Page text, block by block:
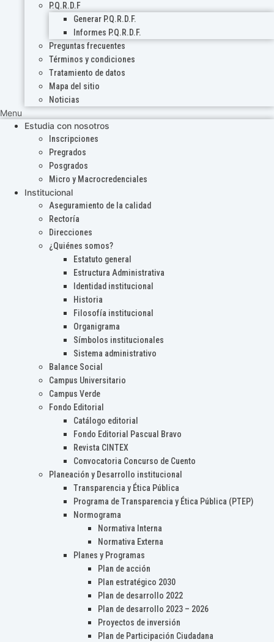
P.Q.R.D.F
Generar P.Q.R.D.F.
Informes P.Q.R.D.F.
Preguntas frecuentes
Términos y condiciones
Tratamiento de datos
Mapa del sitio
Noticias
Menu
Estudia con nosotros
Inscripciones
Pregrados
Posgrados
Micro y Macrocredenciales
Institucional
Aseguramiento de la calidad
Rectoría
Direcciones
¿Quiénes somos?
Estatuto general
Estructura Administrativa
Identidad institucional
Historia
Filosofía institucional
Organigrama
Símbolos institucionales
Sistema administrativo
Balance Social
Campus Universitario
Campus Verde
Fondo Editorial
Catálogo editorial
Fondo Editorial Pascual Bravo
Revista CINTEX
Convocatoria Concurso de Cuento
Planeación y Desarrollo institucional
Transparencia y Ética Pública
Programa de Transparencia y Ética Pública (PTEP)
Normograma
Normativa Interna
Normativa Externa
Planes y Programas
Plan de acción
Plan estratégico 2030
Plan de desarrollo 2022
Plan de desarrollo 2023 – 2026
Proyectos de inversión
Plan de Participación Ciudadana